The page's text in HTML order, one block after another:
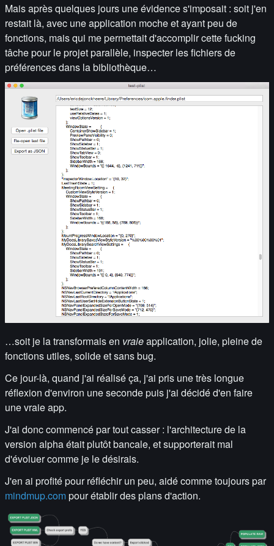
Mais après quelques jours une évidence s'imposait : soit j'en
restait là, avec une application moche et ayant peu de
fonctions, mais qui me permettait d'accomplir cette fucking
tâche pour le projet parallèle, inspecter les fichiers de
préférences dans la bibliothèque…
…soit je la transformais en vraieapplication, jolie, pleine de
fonctions utiles, solide et sans bug.
Ce jour-là, quand j'ai réalisé ça, j'ai pris une très longue
réflexion d'environ une seconde puis j'ai décidé d'en faire
une vraie app.
J'ai donc commencé par tout casser : l'architecture de la
version alpha était plutôt bancale, et supporterait mal
d'évoluer comme je le désirais.
J'en ai profité pour réfléchir un peu, aidé comme toujours par
mindmup.compour établir des plans d'action.